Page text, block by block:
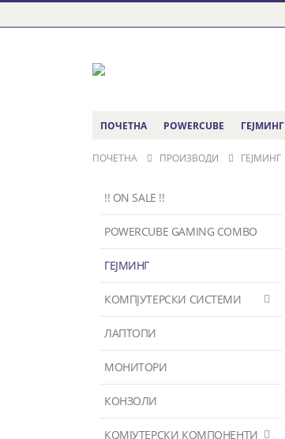
ПОЧЕТНА POWERCUBE ГЕЈМИНГ
ПОЧЕТНА ПРОИЗВОДИ ГЕЈМИНГ
!! ON SALE !!
POWERCUBE GAMING COMBO
ГЕЈМИНГ
КОМПЈУТЕРСКИ СИСТЕМИ
ЛАПТОПИ
МОНИТОРИ
КОНЗОЛИ
КОМЈУТЕРСКИ КОМПОНЕНТИ